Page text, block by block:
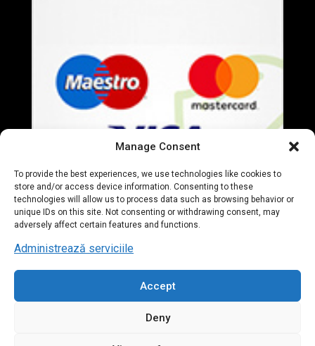
Manage Consent
To provide the best experiences, we use technologies like cookies to
store and/or access device information. Consenting to these
technologies will allow us to process data such as browsing behavior or
unique IDs on this site. Not consenting or withdrawing consent, may
adversely affect certain features and functions.
Administrează serviciile
Accept
Deny
© 2020 Everart Mobila. All Rights Reserved. designed by
Tudor Deleanu